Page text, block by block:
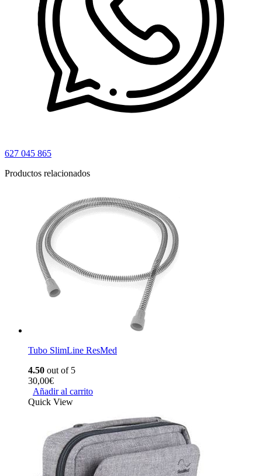
627 045 865
Productos relacionados
Tubo SlimLine ResMed
4.50 out of 5
30,00€
Añadir al carrito
Quick View